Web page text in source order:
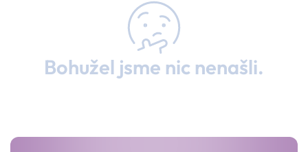
Bohužel jsme nic nenašli.